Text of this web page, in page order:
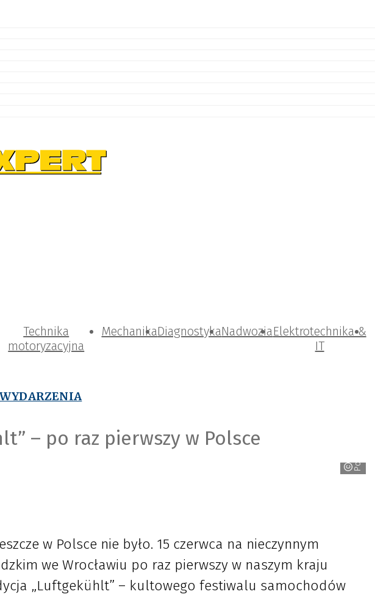
Technika
motoryzacyjna
MechanikaDiagnostykaNadwoziaElektrotechnika &
IT
WYDARZENIA
– po raz pierwszy w Polsce
Porsche
w Polsce nie było. 15 czerwca na nieczynnym
we Wrocławiu po raz pierwszy w naszym kraju
„Luftgekühlt” – kultowego festiwalu samochodów